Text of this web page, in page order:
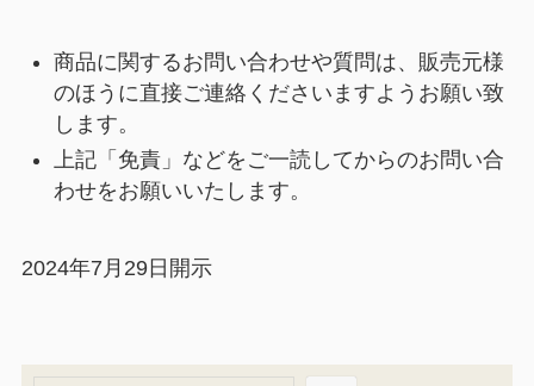
商品に関するお問い合わせや質問は、販売元様
のほうに直接ご連絡くださいますようお願い致
します。
上記「免責」などをご一読してからのお問い合
わせをお願いいたします。
2024年7月29日開示